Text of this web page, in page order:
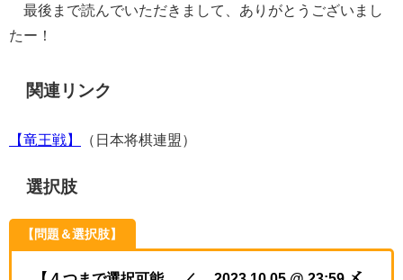
最後まで読んでいただきまして、ありがとうございまし
たー！
関連リンク
【竜王戦】 （日本将棋連盟）
選択肢
【問題＆選択肢】